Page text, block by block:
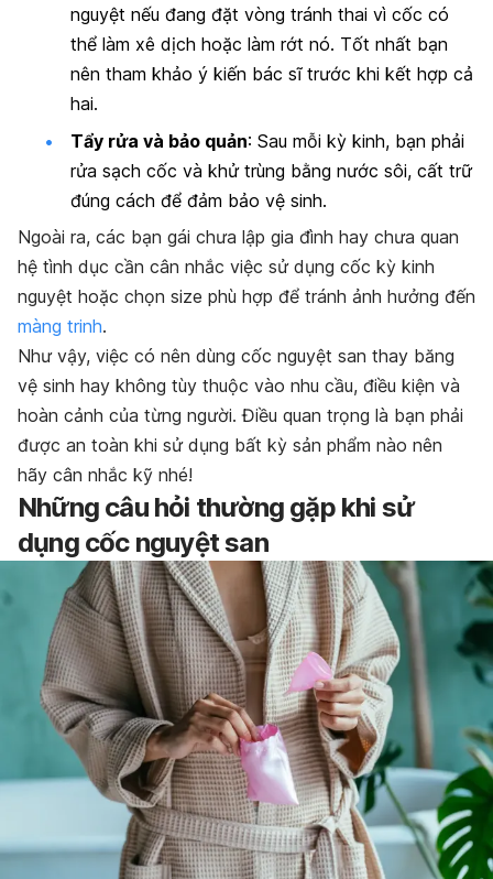
nguyệt nếu đang đặt vòng tránh thai vì cốc có
thể làm xê dịch hoặc làm rớt nó. Tốt nhất bạn
nên tham khảo ý kiến bác sĩ trước khi kết hợp cả
hai.
Tẩy rửa và bảo quản: Sau mỗi kỳ kinh, bạn phải
rửa sạch cốc và khử trùng bằng nước sôi, cất trữ
đúng cách để đảm bảo vệ sinh.
Ngoài ra, các bạn gái chưa lập gia đình hay chưa quan
hệ tình dục cần cân nhắc việc sử dụng cốc kỳ kinh
nguyệt hoặc chọn size phù hợp để tránh ảnh hưởng đến
màng trinh.
Như vậy, việc có nên dùng cốc nguyệt san thay băng
vệ sinh hay không tùy thuộc vào nhu cầu, điều kiện và
hoàn cảnh của từng người. Điều quan trọng là bạn phải
được an toàn khi sử dụng bất kỳ sản phẩm nào nên
hãy cân nhắc kỹ nhé!
Những câu hỏi thường gặp khi sử
dụng cốc nguyệt san